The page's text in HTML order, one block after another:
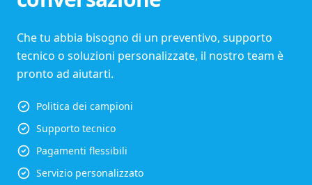
Che tu abbia bisogno di un preventivo, supporto
tecnico o soluzioni personalizzate, il nostro team è
pronto ad aiutarti.
Politica dei campioni
Supporto tecnico
Pagamenti flessibili
Servizio personalizzato